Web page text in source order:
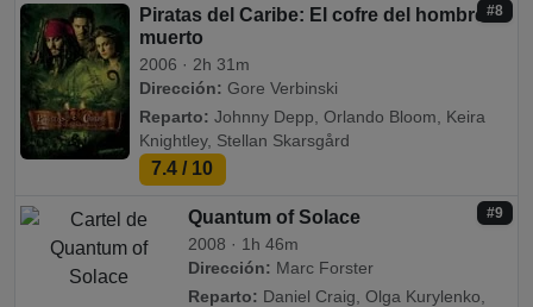
#8
Piratas del Caribe: El cofre del hombre
muerto
2006 · 2h 31m
Dirección: Gore Verbinski
Reparto: Johnny Depp, Orlando Bloom, Keira
Knightley, Stellan Skarsgård
7.4 / 10
#9
Quantum of Solace
2008 · 1h 46m
Dirección: Marc Forster
Reparto: Daniel Craig, Olga Kurylenko,